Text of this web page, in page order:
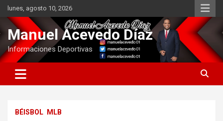
Saltar
contenido
lunes, agosto 10, 2026
Manuel Acevedo Díaz
Informaciones Deportivas
BÉISBOL MLB